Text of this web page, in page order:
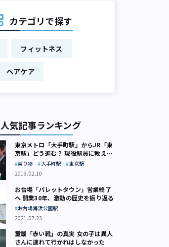
カテゴリで探す
フィットネス
ヘアケア
人気記事ランキング
東京メトロ「大手町駅」からJR「東
京駅」どう進む？ 現役駅員に教えて
もらいました
乗り物 大手町駅
東京駅
2019.02.10
お台場「パレットタウン」営業終了
へ 開業30年、激動の歴史を振り返る
お台場海浜公園駅
2021.07.23
童謡「赤い靴」の真実 女の子は異人
さんに連れて行かれはしなかった